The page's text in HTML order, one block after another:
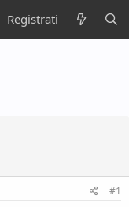
Registrati
#1